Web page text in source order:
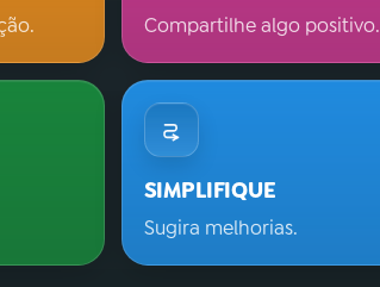
Compartilhe algo positivo.
SIMPLIFIQUE
Sugira melhorias.